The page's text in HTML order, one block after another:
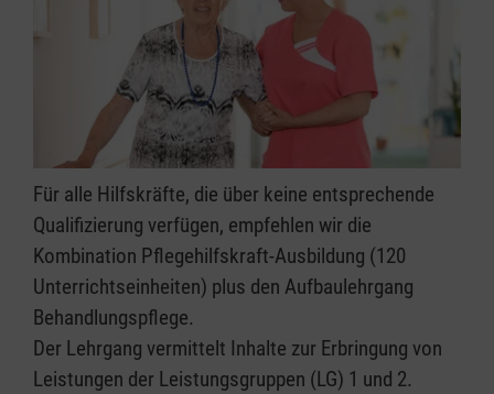
Für alle Hilfskräfte, die über keine entsprechende
Qualifizierung verfügen, empfehlen wir die
Kombination Pflegehilfskraft-Ausbildung (120
Unterrichtseinheiten) plus den Aufbaulehrgang
Behandlungspflege.
Der Lehrgang vermittelt Inhalte zur Erbringung von
Leistungen der Leistungsgruppen (LG) 1 und 2.